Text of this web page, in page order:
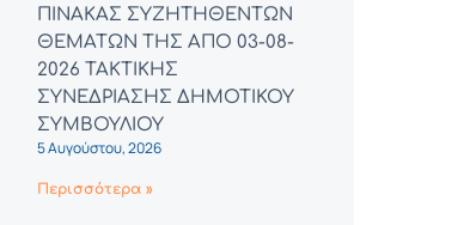
ΠΙΝΑΚΑΣ ΣΥΖΗΤΗΘΕΝΤΩΝ
ΘΕΜΑΤΩΝ ΤΗΣ ΑΠΟ 03-08-
2026 ΤΑΚΤΙΚΗΣ
ΣΥΝΕΔΡΙΑΣΗΣ ΔΗΜΟΤΙΚΟΥ
ΣΥΜΒΟΥΛΙΟΥ
5 Αυγούστου, 2026
Περισσότερα »